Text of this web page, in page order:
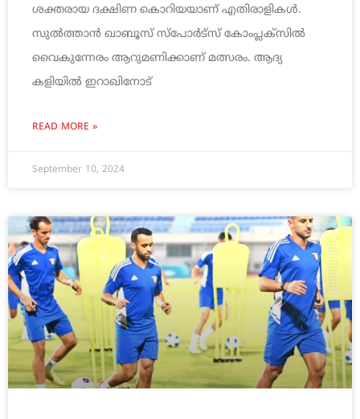
ശക്തരായ ദക്ഷിണ കൊറിയയാണ് എതിരാളികൾ.
സുൽത്താൻ ഖാബൂസ് സ്പോർട്സ് കോംപ്ലക്സിൽ
വൈകുന്നേരം ആറുമണിക്കാണ് മത്സരം. ആദ്യ
കളിയിൽ ഇറാഖിനോട്
READ MORE »
September 10, 2024